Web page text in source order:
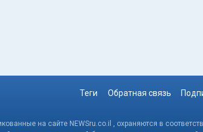
Теги Обратная связь
на сайте NEWSru.co.il , охраняются в